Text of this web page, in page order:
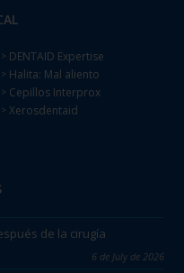
> DENTAID Expertise
> Halita: Mal aliento
> Cepillos Interprox
> Xerosdentaid
de la cirugía
6 de July de 2026